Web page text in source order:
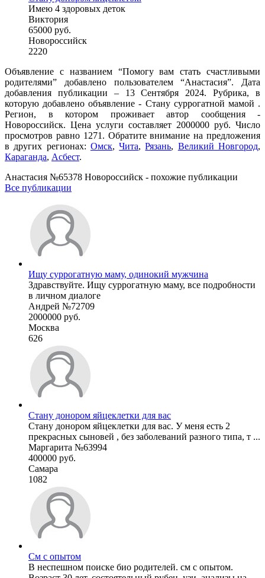
Имею 4 здоровых деток
Виктория
65000 руб.
Новороссийск
2220
Объявление с названием “Помогу вам стать счастливыми
родителями” добавлено пользователем “Анастасия”. Дата
добавления публикации – 13 Сентября 2024. Рубрика, в
которую добавлено объявление - Cтану суррогатной мамой .
Регион, в котором проживает автор сообщения -
Новороссийск. Цена услуги составляет 2000000 руб. Число
просмотров равно 1271. Обратите внимание на предложения
в других регионах: Омск,Чита,Рязань, Великий Новгород,
Караганда, Асбест.
Анастасия №65378 Новороссийск - похожие публикации
Все публикации
Ищу суррогатную маму, одинокий мужчина
Здравствуйте. Ищу суррогатную маму, все подробности
в личном диалоге
Андрей №72709
2000000 руб.
Москва
626
Стану донором яйцеклетки для вас
Стану донором яйцеклетки для вас. У меня есть 2
прекрасных сыновей , без заболеваний разного типа, т ...
Маргарита №63994
400000 руб.
Самара
1082
См с опытом
В неспешном поиске био родителей. см с опытом.